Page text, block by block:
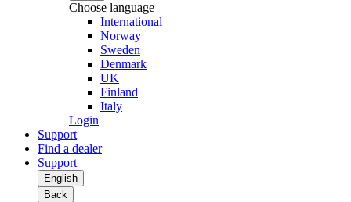
Choose language
International
Norway
Sweden
Denmark
UK
Finland
Italy
Login
Support
Find a dealer
Support
English
Back